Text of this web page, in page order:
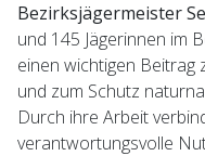
Bezirksjägermeister
und 145 Jägerinnen im
einen wichtigen Beitrag
und zum Schutz
Durch ihre Arbeit
verantwortungsvolle